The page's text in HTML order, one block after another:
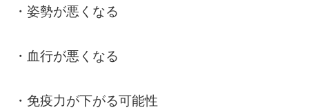
・姿勢が悪くなる
・血行が悪くなる
・免疫力が下がる可能性